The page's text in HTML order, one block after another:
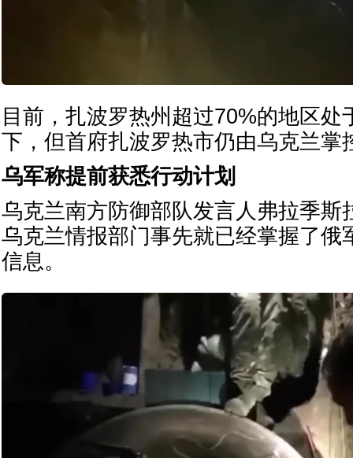
目前，扎波罗热州超过70%的地区处
下，但首府扎波罗热市仍由乌克兰掌
乌军称提前获悉行动计划
乌克兰南方防御部队发言人弗拉季斯
乌克兰情报部门事先就已经掌握了俄
信息。